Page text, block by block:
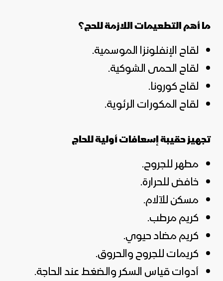
ما أهم التطعيمات اللازمة للحج؟
لقاح الإنفلونزا الموسمية.
لقاح الحمى الشوكية.
لقاح كورونا.
لقاح المكورات الرئوية.
تجهيز حقيبة إسعافات أولية للحاج
مطهر للجروح.
خافض للحرارة.
مسكن للآلام.
كريم مرطب.
كريم مضاد حيوي.
كريمات للجروح والحروق.
أدوات قياس السكر والضغط عند الحاجة.